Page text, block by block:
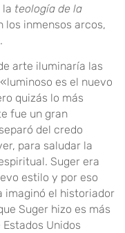
la teología de la
los inmensos arcos,
arte iluminaría las
es el nuevo
quizás lo más
fue un gran
del credo
para saludar la
Suger era
estilo y por eso
imaginó el historiador
Suger hizo es más
Unidos